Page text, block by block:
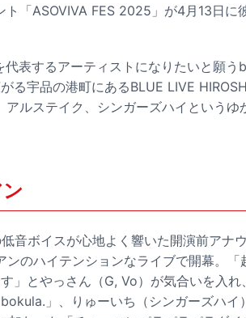
「ASOVIVA FES 2025」が4月13日に
代表するアーティストになりたいと願
る宇品の港町にあるBLUE LIVE
アルステイク、シンガーズハイという
音ボイスが心地よく響いた開演前アナ
のハイテンションなライブで開幕。「
」とやっさん（G, Vo）が気合いを入
」、りゅーいち（シンガーズハ